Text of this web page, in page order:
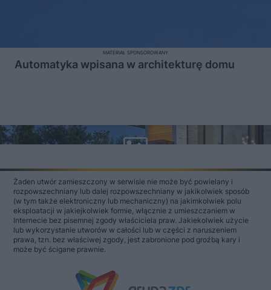
Automatyka wpisana w architekturę domu
MATERIAŁ SPONSOROWANY
Żaden utwór zamieszczony w serwisie nie może być powielany i
rozpowszechniany lub dalej rozpowszechniany w jakikolwiek sposób
(w tym także elektroniczny lub mechaniczny) na jakimkolwiek polu
eksploatacji w jakiejkolwiek formie, włącznie z umieszczaniem w
Internecie bez pisemnej zgody właściciela praw. Jakiekolwiek użycie
lub wykorzystanie utworów w całości lub w części z naruszeniem
prawa, tzn. bez właściwej zgody, jest zabronione pod groźbą kary i
może być ścigane prawnie.